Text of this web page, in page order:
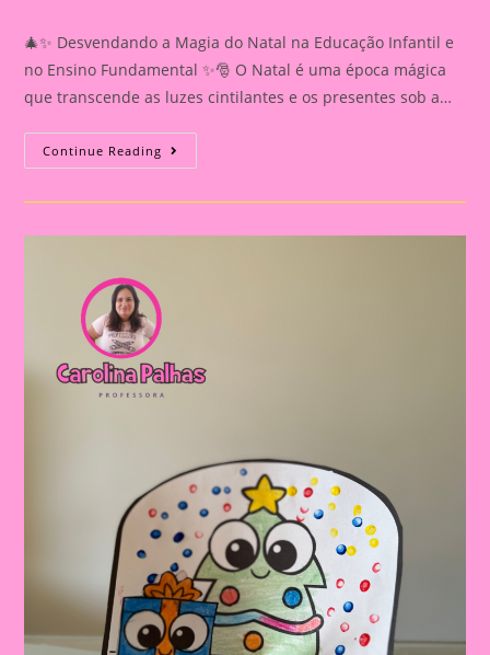
🎄✨ Desvendando a Magia do Natal na Educação Infantil e
no Ensino Fundamental ✨🎅 O Natal é uma época mágica
que transcende as luzes cintilantes e os presentes sob a…
Continue Reading Atividades
De
Para